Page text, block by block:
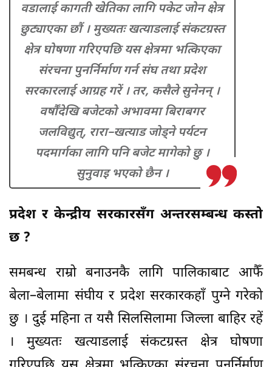
वडालाई कागती खेतिका लागि पकेट जोन क्षेत्र
छुट्याएका छौं । मुख्यतः खत्याडलाई संकटग्रस्त
क्षेत्र घोषणा गरिएपछि यस क्षेत्रमा भत्किएका
संरचना पुनर्निर्माण गर्न संघ तथा प्रदेश
सरकारलाई आग्रह गरें । तर, कसैले सुनेनन् ।
वर्षौंदेखि बजेटको अभावमा बिराबगर
जलविद्युत्, रारा–खत्याड जोड्ने पर्यटन
पदमार्गका लागि पनि बजेट मागेको छु ।
सुनुवाइ भएको छैन ।
प्रदेश र केन्द्रीय सरकारसँग अन्तरसम्बन्ध कस्तो
छ ?
समबन्ध राम्रो बनाउनकै लागि पालिकाबाट आफैँ
बेला–बेलामा संघीय र प्रदेश सरकारकहाँ पुग्ने गरेको
छु । दुई महिना त यसै सिलसिलामा जिल्ला बाहिर रहें
। मुख्यतः खत्याडलाई संकटग्रस्त क्षेत्र घोषणा